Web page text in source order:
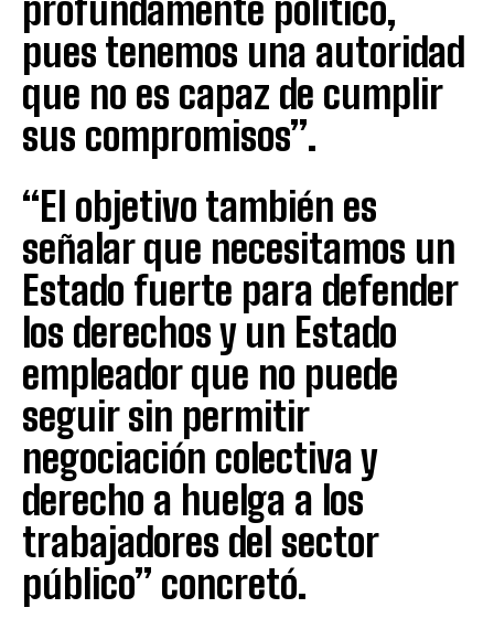
profundamente político,
pues tenemos una autoridad
que no es capaz de cumplir
sus compromisos”.
“El objetivo también es
señalar que necesitamos un
Estado fuerte para defender
los derechos y un Estado
empleador que no puede
seguir sin permitir
negociación colectiva y
derecho a huelga a los
trabajadores del sector
público” concretó.